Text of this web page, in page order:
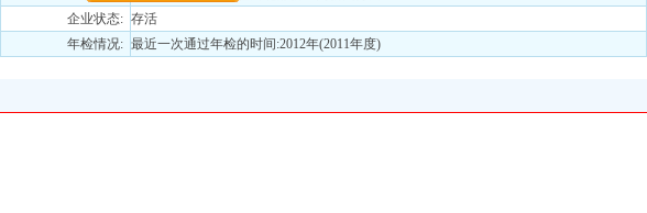
企业状态: 存活
年检情况: 最近一次通过年检的时间:2012年(2011年度)